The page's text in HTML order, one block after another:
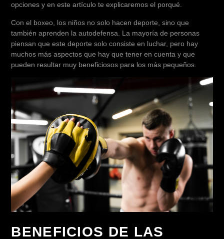
opciones y en este artículo te explicaremos el porqué.
Con el boxeo, los niños no solo hacen deporte, sino que
también aprenden la autodefensa. La mayoría de personas
piensan que este deporte solo consiste en luchar, pero hay
muchos más aspectos que hay que tener en cuenta y que
pueden resultar muy beneficiosos para los más pequeños.
BENEFICIOS DE LAS